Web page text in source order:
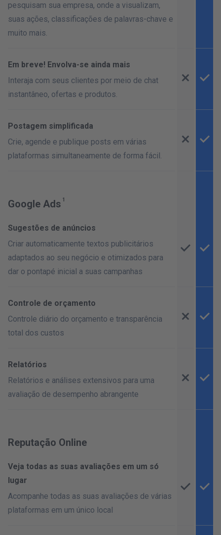
pesquisam sua empresa, onde a visualizam,
suas ações, classificações de palavras-chave e
muito mais.
Em breve! Envolva-se ainda mais
Interaja com seus clientes por meio de chat
instantâneo, ofertas e produtos.
Postagem simplificada
Crie, agende e publique posts em várias
plataformas simultaneamente de forma fácil.
Google Ads
Sugestões de anúncios
Criar automaticamente textos publicitários
adaptados ao seu negócio e otimizados para
dar o pontapé inicial a suas campanhas
Controle de orçamento
Controle diário do orçamento e transparência
total dos custos
Relatórios
Relatórios e análises extensivos para uma
avaliação de desempenho abrangente
Reputação Online
Veja todas as suas avaliações em um só
lugar
Acompanhe todas as suas avaliações de várias
plataformas em um único local